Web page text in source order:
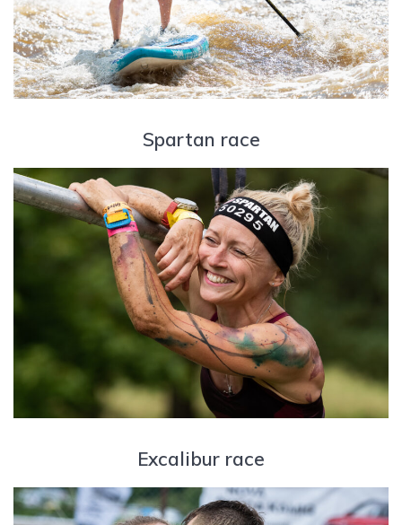
Spartan race
Excalibur race